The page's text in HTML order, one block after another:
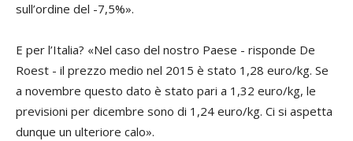
sull’ordine del -7,5%».
E per l’Italia? «Nel caso del nostro Paese - risponde De
Roest - il prezzo medio nel 2015 è stato 1,28 euro/kg. Se
a novembre questo dato è stato pari a 1,32 euro/kg, le
previsioni per dicembre sono di 1,24 euro/kg. Ci si aspetta
dunque un ulteriore calo».